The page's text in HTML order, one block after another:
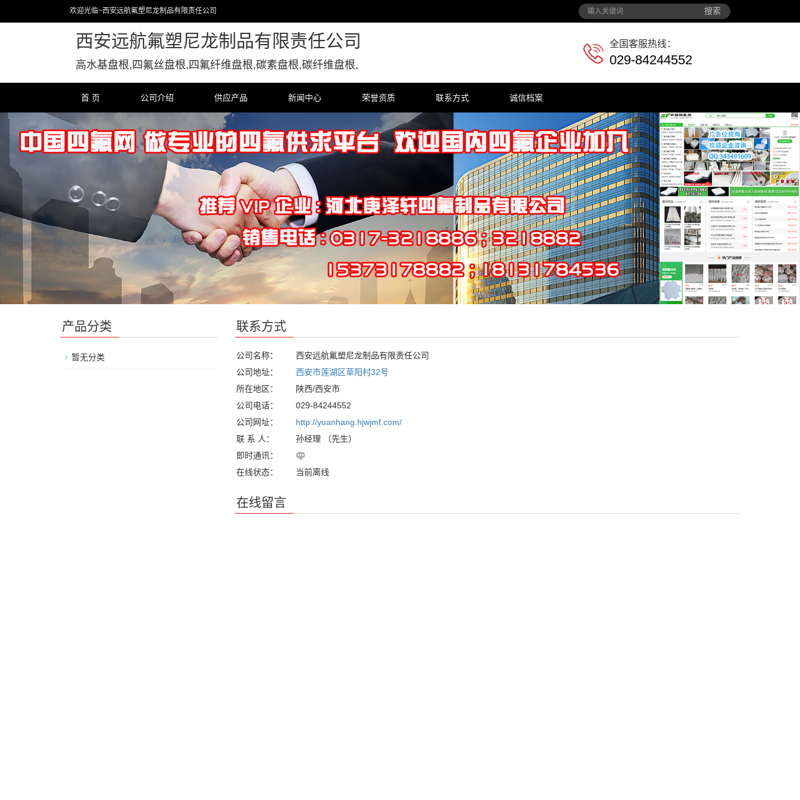
欢迎光临~西安远航氟塑尼龙制品有限责任公司 搜索
西安远航氟塑尼龙制品有限责任公司
高水基盘根,四氟丝盘根,四氟纤维盘根,碳素盘根,碳纤维盘根,
全国客服热线：
029-84244552
首 页 公司介绍 供应产品 新闻中心 荣誉资质 联系方式 诚信档案
产品分类
暂无分类
联系方式
公司名称：
西安远航氟塑尼龙制品有限责任公司
公司地址：
西安市莲湖区草阳村32号
所在地区：
陕西/西安市
公司电话：
029-84244552
公司网址：
http://yuanhang.hjwjmf.com/
联 系 人：
孙经理 （先生）
即时通讯：
在线状态：
当前离线
在线留言